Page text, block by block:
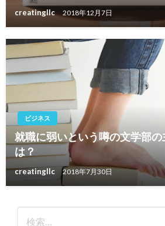
creatingllc 2018年12月7日
ビジネス
就職に弱いという噂の文学部の
は？
creatingllc 2018年7月30日